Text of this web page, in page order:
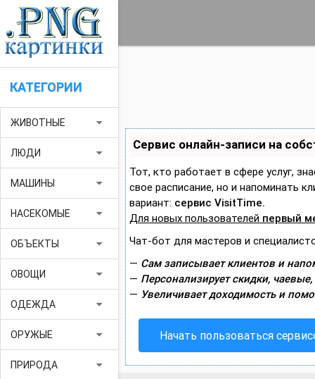
КАТЕГОРИИ
ЖИВОТНЫЕ arrow_drop_down
ЛЮДИ arrow_drop_down
МАШИНЫ arrow_drop_down
НАСЕКОМЫЕ arrow_drop_down
ОБЪЕКТЫ arrow_drop_down
ОВОЩИ arrow_drop_down
ОДЕЖДА arrow_drop_down
ОРУЖЫЕ arrow_drop_down
ПРИРОДА arrow_drop_down
Сервис онлайн-записи на
Тот, кто работает в сфере услуг,
свое расписание, но и напоминать
вариант: сервис VisitTime.
Для новых пользователей первый
Чат-бот для мастеров и
— Сам записывает клиентов и
— Персонализирует скидки,
— Увеличивает доходимость и
Начать пользоваться